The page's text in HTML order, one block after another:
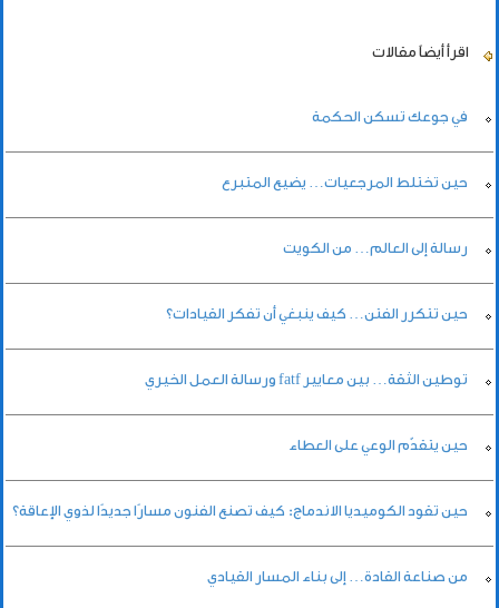
اقرأ أيضاً مقالات
في جوعك تسكن الحكمة
حين تختلط المرجعيات… يضيع المتبرع
رسالة إلى العالم… من الكويت
حين تتكرر الفتن… كيف ينبغي أن تفكر القيادات؟
توطين الثقة… بين معايير fatf ورسالة العمل الخيري
حين يتقدّم الوعي على العطاء
حين تقود الكوميديا الاندماج: كيف تصنع الفنون مسارًا جديدًا لذوي الإعاقة؟
من صناعة القادة… إلى بناء المسار القيادي